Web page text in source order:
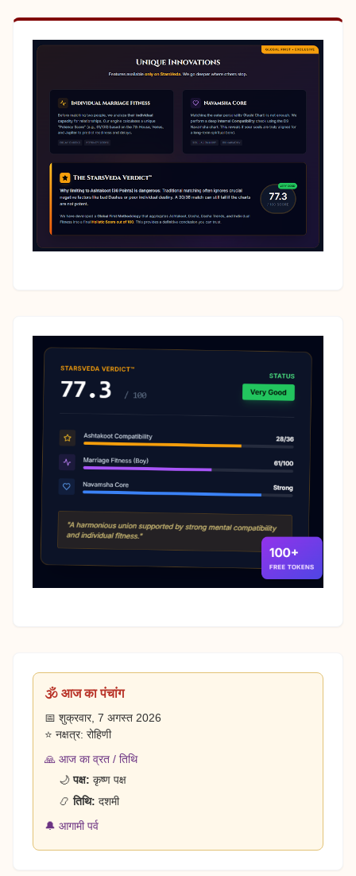
🕉️ आज का पंचांग
📅 शुक्रवार, 7 अगस्त 2026
⭐ नक्षत्र: रोहिणी
🙏 आज का व्रत / तिथि
🌙पक्ष: कृष्ण पक्ष
📿तिथि: दशमी
🔔 आगामी पर्व